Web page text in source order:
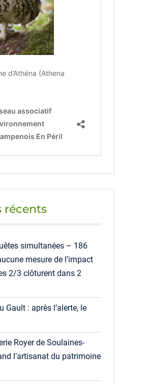
récents
simultanées – 186
mesure de l’impact
2/3 clôturent dans 2
Gault : après l’alerte, le
Royer de Soulaines-
l’artisanat du patrimoine